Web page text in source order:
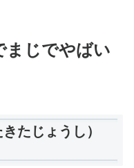
まじでやばい
たじょうし）